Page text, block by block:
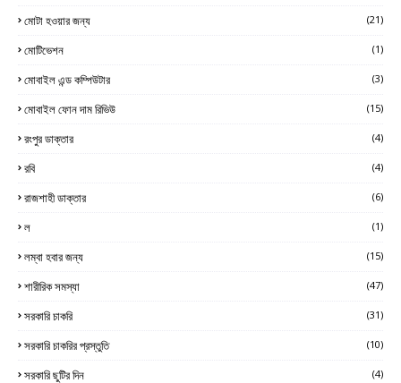
মোটা হওয়ার জন্য (21)
মোটিভেশন (1)
মোবাইল এন্ড কম্পিউটার (3)
মোবাইল ফোন দাম রিভিউ (15)
রংপুর ডাক্তার (4)
রবি (4)
রাজশাহী ডাক্তার (6)
ল (1)
লম্বা হবার জন্য (15)
শারীরিক সমস্যা (47)
সরকারি চাকরি (31)
সরকারি চাকরির প্রস্তুতি (10)
সরকারি ছুটির দিন (4)